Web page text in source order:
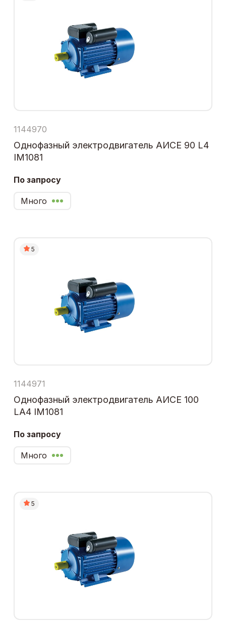
1144970
Однофазный электродвигатель АИСЕ 90 L4
IM1081
По запросу
Много
5
1144971
Однофазный электродвигатель АИСЕ 100
LA4 IM1081
По запросу
Много
5